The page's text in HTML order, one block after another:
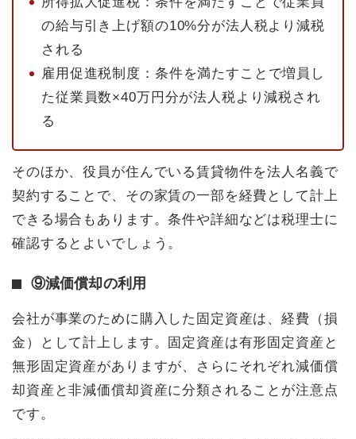
の給与引き上げ額の10%分が法人税より減税
される
雇用促進税制度：条件を満たすことで増員し
た従業員数×40万円分が法人税より減税され
る
そのほか、役員が住んでいる賃貸物件を法人名義で
契約することで、その家賃の一部を経費として計上
できる場合もあります。条件や詳細などは税理士に
確認するとよいでしょう。
⑨減価償却の利用
会社が事業のために購入した固定資産は、経費（損
金）として計上します。固定資産は有形固定資産と
無形固定資産がありますが、さらにそれぞれ減価償
却資産と非減価償却資産に分類されることが注意点
です。